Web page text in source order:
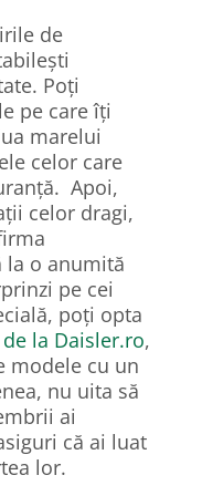
de
Poți
pe care îți
marelui
celor care
Apoi,
celor dragi,
la o anumită
pe cei
poți opta
la Daisler.ro,
modele cu un
nu uita să
ai
că ai luat
lor.